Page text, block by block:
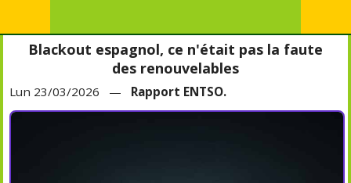
Blackout espagnol, ce n'était pas la faute
des renouvelables
Lun 23/03/2026 — Rapport ENTSO.